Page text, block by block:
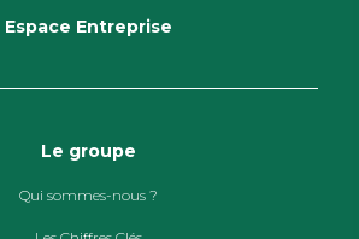
Espace Entreprise
Le groupe
Qui sommes-nous ?